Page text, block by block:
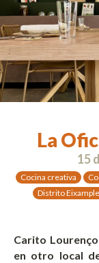
La
15
Cocina creativa
Distrito Eixample
Carito Lourenço
en otro local